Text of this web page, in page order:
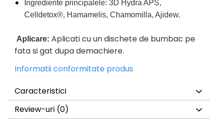
Ingrediente principalele: 3D Hydra APS,
Celldetox®, Hamamelis, Chamomilla, Ajidew.
Aplicare: Aplicati cu un dischete de bumbac pe
fata si gat dupa demachiere.
Informatii conformitate produs
Caracteristici
Review-uri (0)